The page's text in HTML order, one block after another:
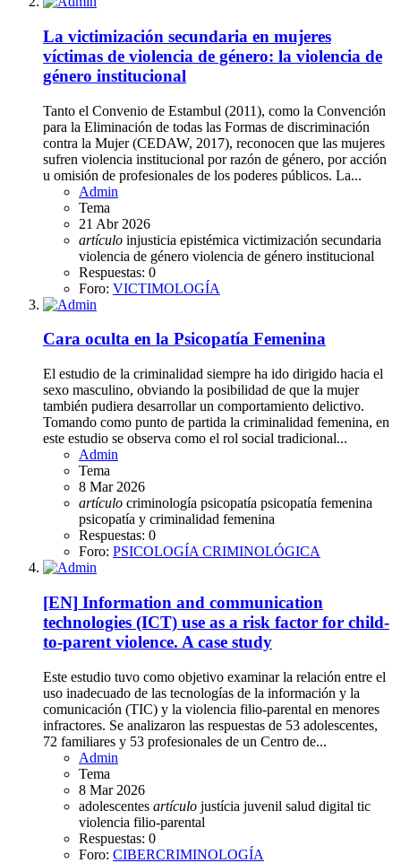
La victimización secundaria en mujeres
víctimas de violencia de género: la violencia de
género institucional
Tanto el Convenio de Estambul (2011), como la Convención
para la Eliminación de todas las Formas de discriminación
contra la Mujer (CEDAW, 2017), reconocen que las mujeres
sufren violencia institucional por razón de género, por acción
u omisión de profesionales de los poderes públicos. La...
Admin
Tema
21 Abr 2026
artículo injusticia epistémica victimización secundaria
violencia de género violencia de género institucional
Respuestas: 0
Foro: VICTIMOLOGÍA
Cara oculta en la Psicopatía Femenina
El estudio de la criminalidad siempre ha ido dirigido hacia el
sexo masculino, obviando la posibilidad de que la mujer
también pudiera desarrollar un comportamiento delictivo.
Tomando como punto de partida la criminalidad femenina, en
este estudio se observa como el rol social tradicional...
Admin
Tema
8 Mar 2026
artículo criminología psicopatía psicopatía femenina
psicopatía y criminalidad femenina
Respuestas: 0
Foro: PSICOLOGÍA CRIMINOLÓGICA
[EN] Information and communication
technologies (ICT) use as a risk factor for child-
to-parent violence. A case study
Este estudio tuvo como objetivo examinar la relación entre el
uso inadecuado de las tecnologías de la información y la
comunicación (TIC) y la violencia filio-parental en menores
infractores. Se analizaron las respuestas de 53 adolescentes,
72 familiares y 53 profesionales de un Centro de...
Admin
Tema
8 Mar 2026
adolescentes artículo justícia juvenil salud digital tic
violencia filio-parental
Respuestas: 0
Foro: CIBERCRIMINOLOGÍA